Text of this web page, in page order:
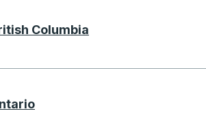
beginning with B
Columbia
beginning with O